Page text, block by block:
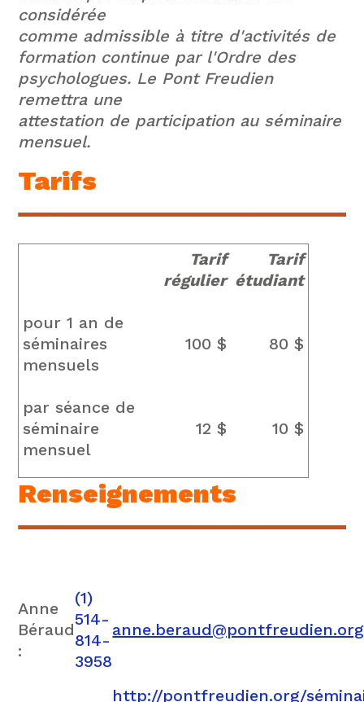
considérée
comme admissible à titre d'activités de
formation continue par l'Ordre des
psychologues. Le Pont Freudien
remettra une
attestation de participation au séminaire
mensuel.
Tarifs
Tarif
régulier
Tarif
étudiant
pour 1 an de
séminaires
mensuels
100 $ 80 $
par séance de
séminaire
mensuel
12 $ 10 $
Renseignements
Anne
Béraud
:
(1)
514-
814-
3958
anne.beraud@pontfreudien.org
http://pontfreudien.org/